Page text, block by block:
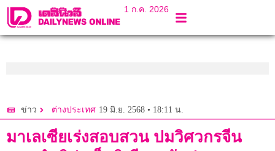
1 ก.ค. 2026
ข่าว ต่างประเทศ 19 มิ.ย. 2568 • 18:11 น.
มาเลเซียเร่งสอบสวน ปมวิศวกรจีน